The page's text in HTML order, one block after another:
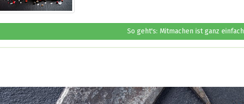
So geht's: Mitmachen ist ganz einfach